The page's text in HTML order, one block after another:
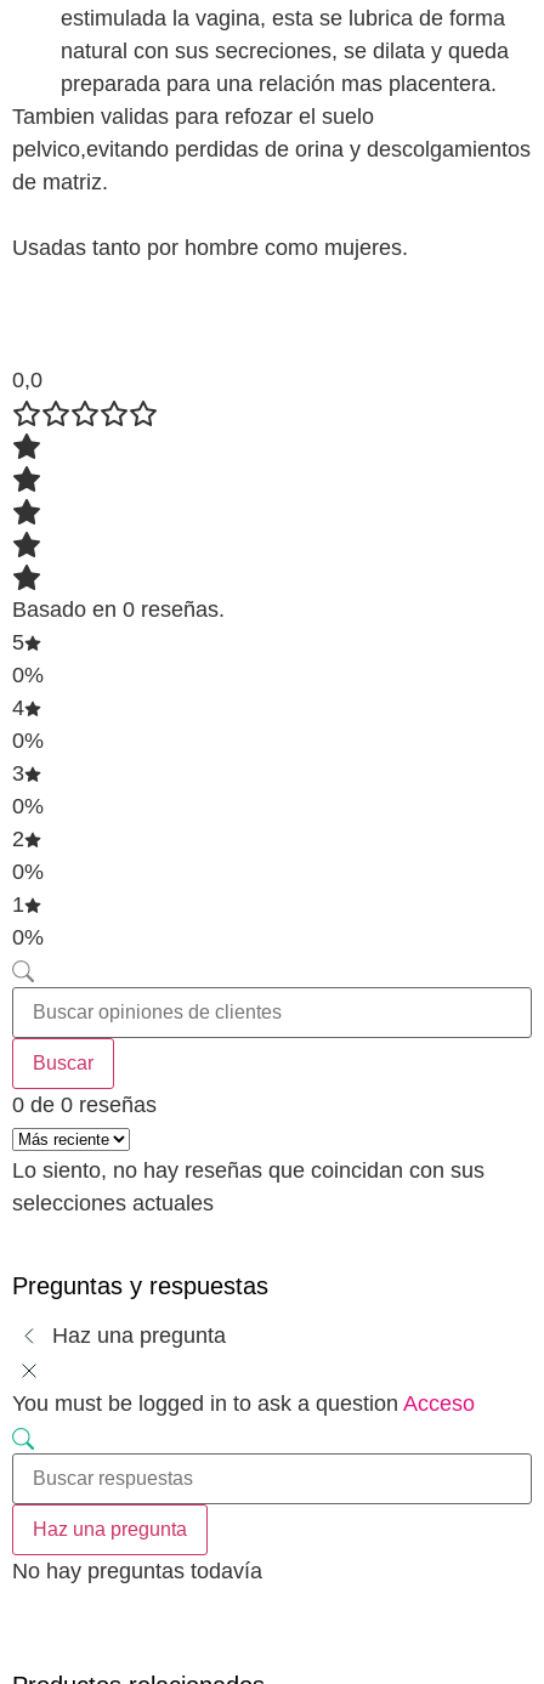
estimulada la vagina, esta se lubrica de forma
natural con sus secreciones, se dilata y queda
preparada para una relación mas placentera.
Tambien validas para refozar el suelo
pelvico,evitando perdidas de orina y descolgamientos
de matriz.
Usadas tanto por hombre como mujeres.
0,0
Basado en 0 reseñas.
5
0%
4
0%
3
0%
2
0%
1
0%
Buscar
0 de 0 reseñas
Lo siento, no hay reseñas que coincidan con sus
selecciones actuales
Preguntas y respuestas
Haz una pregunta
You must be logged in to ask a question Acceso
Haz una pregunta
No hay preguntas todavía